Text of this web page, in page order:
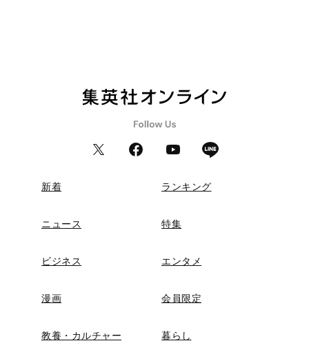
新着 ランキング
ニュース 特集
ビジネス エンタメ
漫画 会員限定
教養・カルチャー 暮らし